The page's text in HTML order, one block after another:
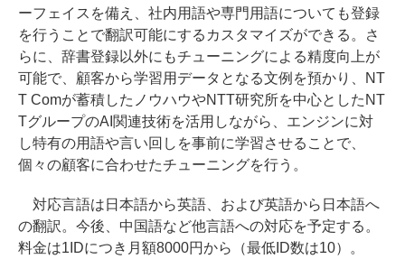
ーフェイスを備え、社内用語や専門用語についても登録
を行うことで翻訳可能にするカスタマイズができる。さ
らに、辞書登録以外にもチューニングによる精度向上が
可能で、顧客から学習用データとなる文例を預かり、NT
T Comが蓄積したノウハウやNTT研究所を中心としたNT
TグループのAI関連技術を活用しながら、エンジンに対
し特有の用語や言い回しを事前に学習させることで、
個々の顧客に合わせたチューニングを行う。
対応言語は日本語から英語、および英語から日本語へ
の翻訳。今後、中国語など他言語への対応を予定する。
料金は1IDにつき月額8000円から（最低ID数は10）。